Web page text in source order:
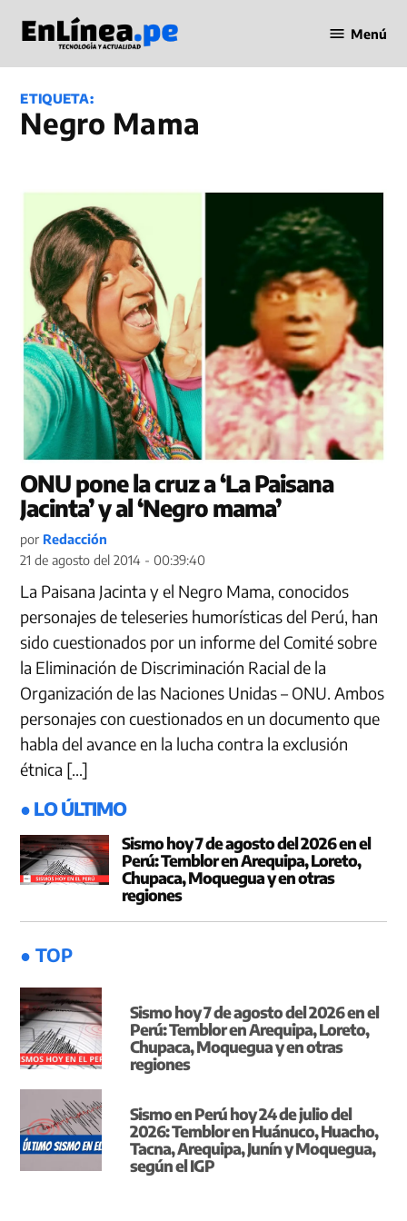
contenido
en Línea
Menú
ETIQUETA:
Negro Mama
ONU pone la cruz a ‘La Paisana
Jacinta’ y al ‘Negro mama’
por Redacción
21 de agosto del 2014 - 00:39:40
La Paisana Jacinta y el Negro Mama, conocidos
personajes de teleseries humorísticas del Perú, han
sido cuestionados por un informe del Comité sobre
la Eliminación de Discriminación Racial de la
Organización de las Naciones Unidas – ONU. Ambos
personajes con cuestionados en un documento que
habla del avance en la lucha contra la exclusión
étnica […]
● LO ÚLTIMO
Sismo hoy 7 de agosto del 2026 en el
Perú: Temblor en Arequipa, Loreto,
Chupaca, Moquegua y en otras
regiones
● TOP
Sismo hoy 7 de agosto del 2026 en el
Perú: Temblor en Arequipa, Loreto,
Chupaca, Moquegua y en otras
regiones
Sismo en Perú hoy 24 de julio del
2026: Temblor en Huánuco, Huacho,
Tacna, Arequipa, Junín y Moquegua,
según el IGP